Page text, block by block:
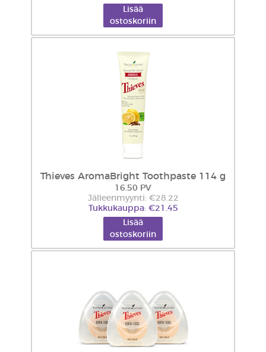
Lisää
ostoskoriin
Thieves AromaBright Toothpaste 114 g
16.50 PV
Jälleenmyynti: €28.22
Tukkukauppa: €21.45
Lisää
ostoskoriin